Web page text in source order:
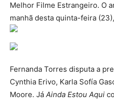
Melhor Filme Estrangeiro. O
manhã desta quinta-feira
Fernanda Torres disputa a
Cynthia Erivo, Karla Sofía
Moore. Já Ainda Estou Aqui